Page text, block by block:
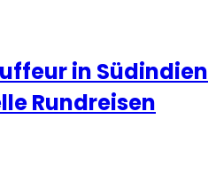
in Südindien
Rundreisen